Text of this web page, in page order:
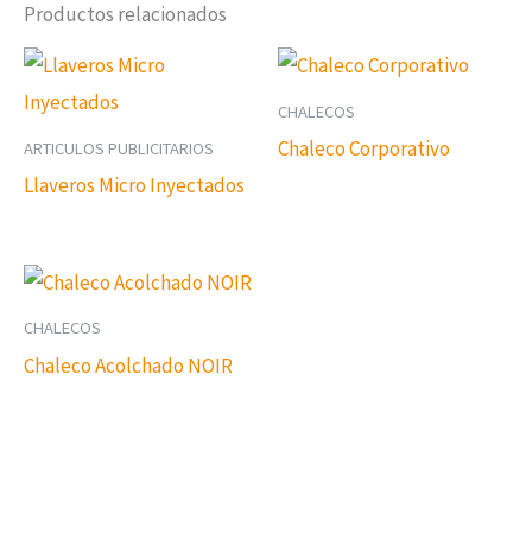
Productos relacionados
ARTICULOS PUBLICITARIOS
Llaveros Micro Inyectados
CHALECOS
Chaleco Corporativo
CHALECOS
Chaleco Acolchado NOIR